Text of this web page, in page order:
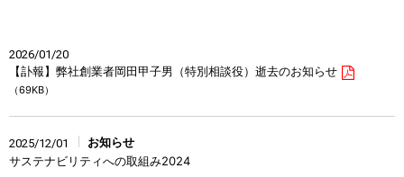
2026/01/20
【訃報】弊社創業者岡田甲子男（特別相談役）逝去のお知らせ
（69KB）
2025/12/01
お知らせ
サステナビリティへの取組み2024